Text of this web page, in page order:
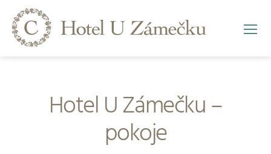
Hotel U Zámečku –
pokoje